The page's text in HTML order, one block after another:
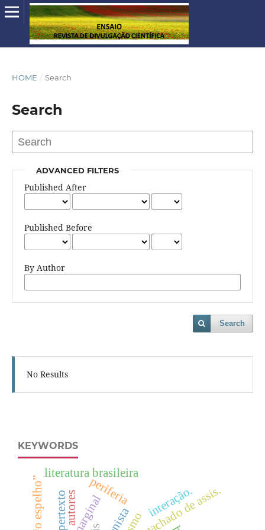
HOME / Search
Search
ADVANCED FILTERS
Published After
Published Before
By Author
Search
No Results
KEYWORDS
autores periferia machado de assis.
literatura brasileira
hipertexto interação.